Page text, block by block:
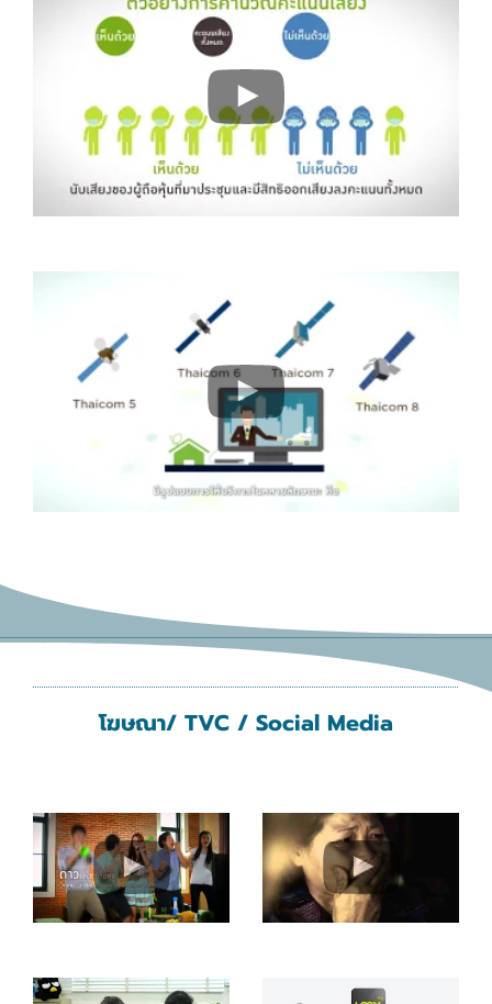
โฆษณา/ TVC / Social Media